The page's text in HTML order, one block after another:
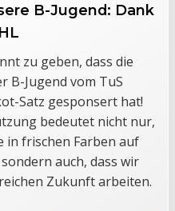
B-Jugend: Dank
zu geben, dass die
B-Jugend vom TuS
Satz gesponsert hat!
bedeutet nicht nur,
in frischen Farben auf
auch, dass wir
Zukunft arbeiten.